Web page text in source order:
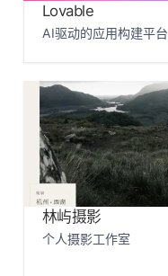
Lovable
AI驱动的应用构建平台
林屿摄影
个人摄影工作室